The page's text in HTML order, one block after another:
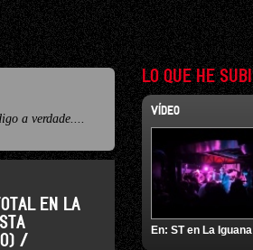
a verdade....
EN LA
/
LO QUE HE
VÍDEO
En: ST en La Iguana